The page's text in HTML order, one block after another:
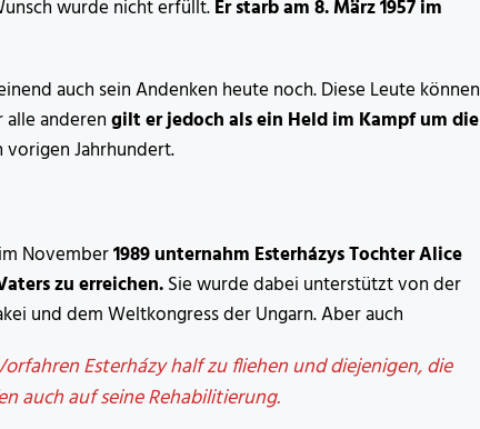
wurde nicht erfüllt.Er starb am 8. März 1957 im
auch sein Andenken heute noch. Diese Leute können
anderengilt er jedoch als ein Held im Kampf um die
Jahrhundert.
November1989 unternahm Esterházys Tochter Alice
zu erreichen.Sie wurde dabei unterstützt von der
und dem Weltkongress der Ungarn. Aber auch
Esterházy half zu fliehen und diejenigen, die
auch auf seine Rehabilitierung.